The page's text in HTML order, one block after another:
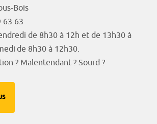
Bois
63 63
de 8h30 à 12h et de 13h30 à
de 8h30 à 12h30.
? Malentendant ? Sourd ?